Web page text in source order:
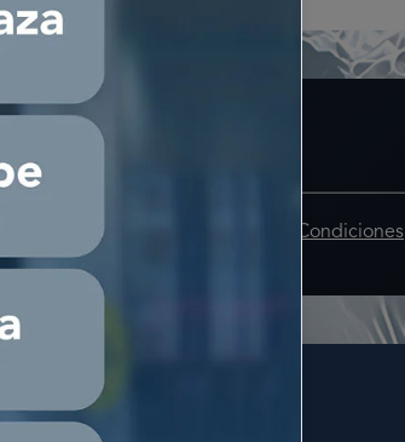
Acepto los Términos y Condiciones